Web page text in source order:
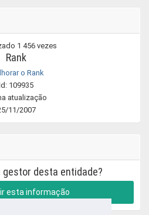
1 456 vezes
Rank
o Rank
109935
atualização
11/2007
gestor desta entidade?
esta informação